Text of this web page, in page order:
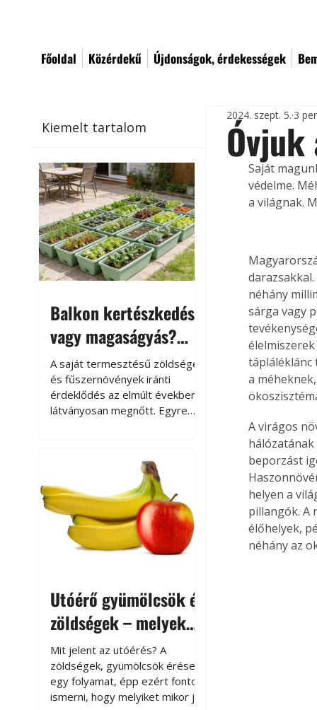
Főoldal Közérdekű Újdonságok, érdekességek
Kiemelt tartalom
Balkon kertészkedés
vagy magaságyás?
Helytakarékos
kertészkedés
A saját termesztésű zöldségek
és fűszernövények iránti
érdeklődés az elmúlt években
látványosan megnőtt. Egyre
kertészkedés sokak számára
kikapcsolódást és feltöltődést
is jelent.
Utóérő gyümölcsök és
zöldségek – melyek
érnek tovább leszedés
után?
Mit jelent az utóérés? A
zöldségek, gyümölcsök érése
egy folyamat, épp ezért fontos
ismerni, hogy melyiket mikor jó
2024. szept. 5. 3
Saját
védelme.
a világnak.
néhány
sárga vagy
tápláléklánc
a
A virágos
beporzást
helyen a
pillangók. A
élőhelyek,
néhány az